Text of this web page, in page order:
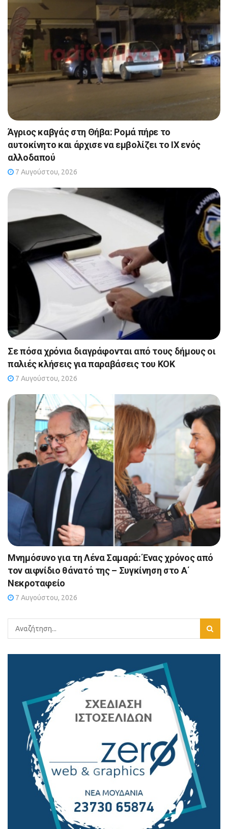
Άγριος καβγάς στη Θήβα: Ρομά πήρε το
αυτοκίνητο και άρχισε να εμβολίζει το ΙΧ ενός
αλλοδαπού
7 Αυγούστου, 2026
Σε πόσα χρόνια διαγράφονται από τους δήμους οι
παλιές κλήσεις για παραβάσεις του ΚΟΚ
7 Αυγούστου, 2026
Μνημόσυνο για τη Λένα Σαμαρά: Ένας χρόνος από
τον αιφνίδιο θάνατό της – Συγκίνηση στο Α΄
Νεκροταφείο
7 Αυγούστου, 2026